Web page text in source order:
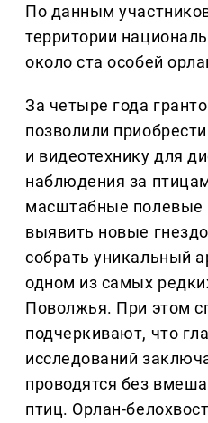
По данным
территории
около ста особей
За четыре года
позволили
и видеотехнику для
наблюдения за
масштабные полевые
выявить новые
собрать уникальный
одном из самых
Поволжья. При этом
подчеркивают, что
исследований
проводятся без
птиц. Орлан-